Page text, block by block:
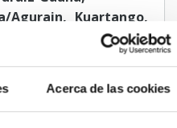
Acerca de las cookies
Agurain
Kuartango
Elburgo/Burgelu
Yécora/Iekora